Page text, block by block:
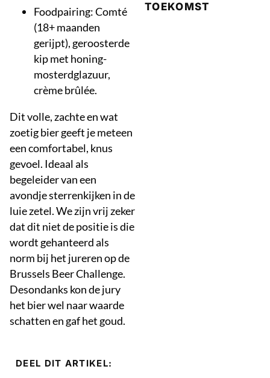
Foodpairing: Comté
(18+ maanden
gerijpt), geroosterde
kip met honing-
mosterdglazuur,
crème brûlée.
Dit volle, zachte en wat
zoetig bier geeft je meteen
een comfortabel, knus
gevoel. Ideaal als
begeleider van een
avondje sterrenkijken in de
luie zetel. We zijn vrij zeker
dat dit niet de positie is die
wordt gehanteerd als
norm bij het jureren op de
Brussels Beer Challenge.
Desondanks kon de jury
het bier wel naar waarde
schatten en gaf het goud.
DEEL DIT ARTIKEL:
TOEKOMST